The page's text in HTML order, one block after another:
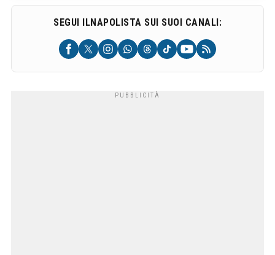
SEGUI ILNAPOLISTA SUI SUOI CANALI: